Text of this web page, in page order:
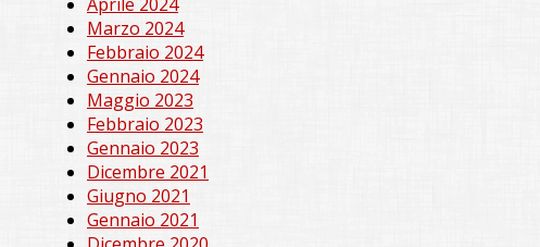
Marzo 2024
Febbraio 2024
Gennaio 2024
Maggio 2023
Febbraio 2023
Gennaio 2023
Dicembre 2021
Giugno 2021
Gennaio 2021